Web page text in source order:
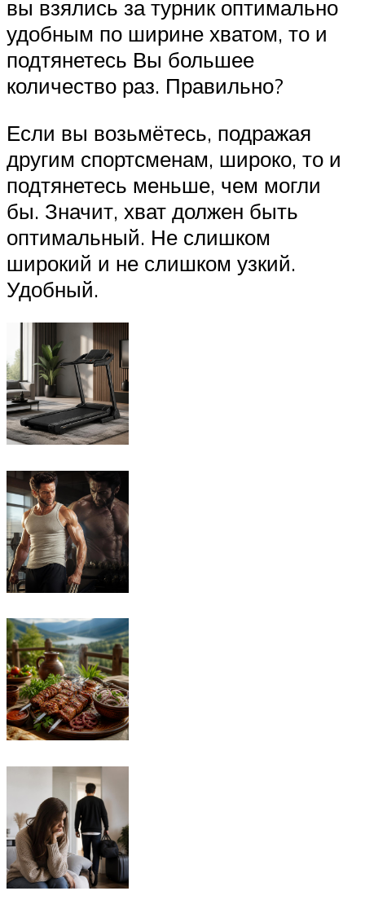
вы взялись за турник оптимально
удобным по ширине хватом, то и
подтянетесь Вы большее
количество раз. Правильно?
Если вы возьмётесь, подражая
другим спортсменам, широко, то и
подтянетесь меньше, чем могли
бы. Значит, хват должен быть
оптимальный. Не слишком
широкий и не слишком узкий.
Удобный.